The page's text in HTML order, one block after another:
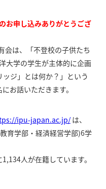
お申し込みありがとうござ
会は、「不登校の子供たち
大学の学生が主体的に企画
ジ」とは何か？」という
お話いただきます。
ipu-japan.ac.jp/は、
育学部・経済経営学部)6学
人が在籍しています。